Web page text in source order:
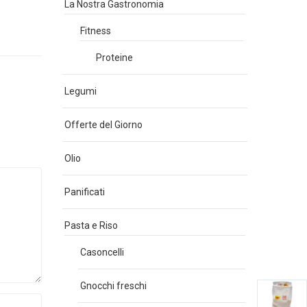
La Nostra Gastronomia
Fitness
Proteine
Legumi
Offerte del Giorno
Olio
Panificati
Pasta e Riso
Casoncelli
Gnocchi freschi